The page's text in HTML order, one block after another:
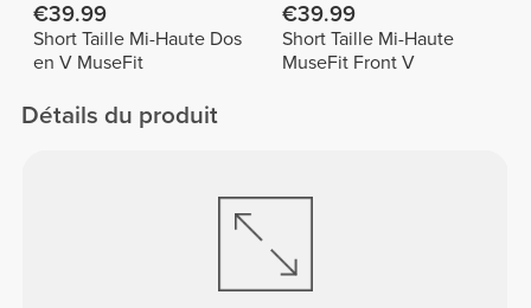
€39.99
Short Taille Mi-Haute Dos
en V MuseFit
€39.99
Short Taille Mi-Haute
MuseFit Front V
Détails du produit